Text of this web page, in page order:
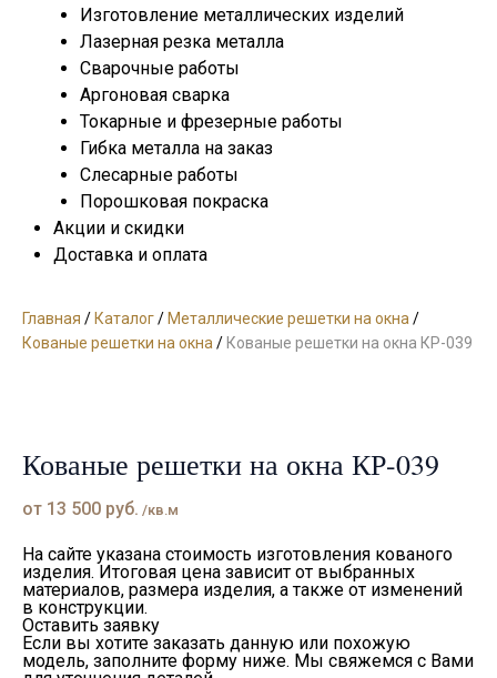
Изготовление металлических изделий
Лазерная резка металла
Сварочные работы
Аргоновая сварка
Токарные и фрезерные работы
Гибка металла на заказ
Слесарные работы
Порошковая покраска
Акции и скидки
Доставка и оплата
Главная /Каталог/Металлические решетки на окна /
Кованые решетки на окна /Кованые решетки на окна КР-039
Кованые решетки на окна КР-039
от 13 500 руб. /кв.м
На сайте указана стоимость изготовления кованого
изделия. Итоговая цена зависит от выбранных
материалов, размера изделия, а также от изменений
в конструкции.
Оставить заявку
Если вы хотите заказать данную или похожую
модель, заполните форму ниже. Мы свяжемся с Вами